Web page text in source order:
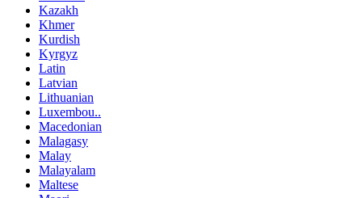
Kazakh
Khmer
Kurdish
Kyrgyz
Latin
Latvian
Lithuanian
Luxembou..
Macedonian
Malagasy
Malay
Malayalam
Maltese